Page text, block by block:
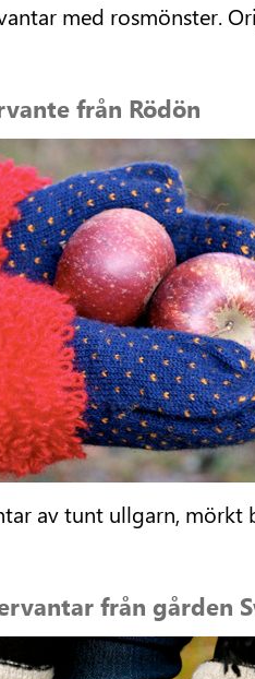
med rosmönster.
från Rödön
av tunt ullgarn,
från gården